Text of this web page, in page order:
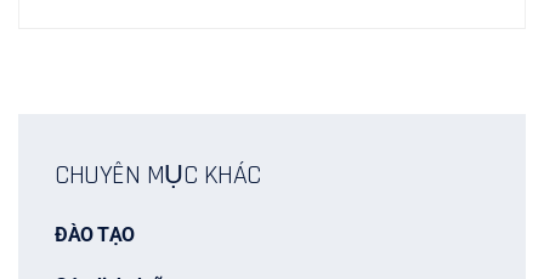
CHUYÊN MỤC KHÁC
ĐÀO TẠO